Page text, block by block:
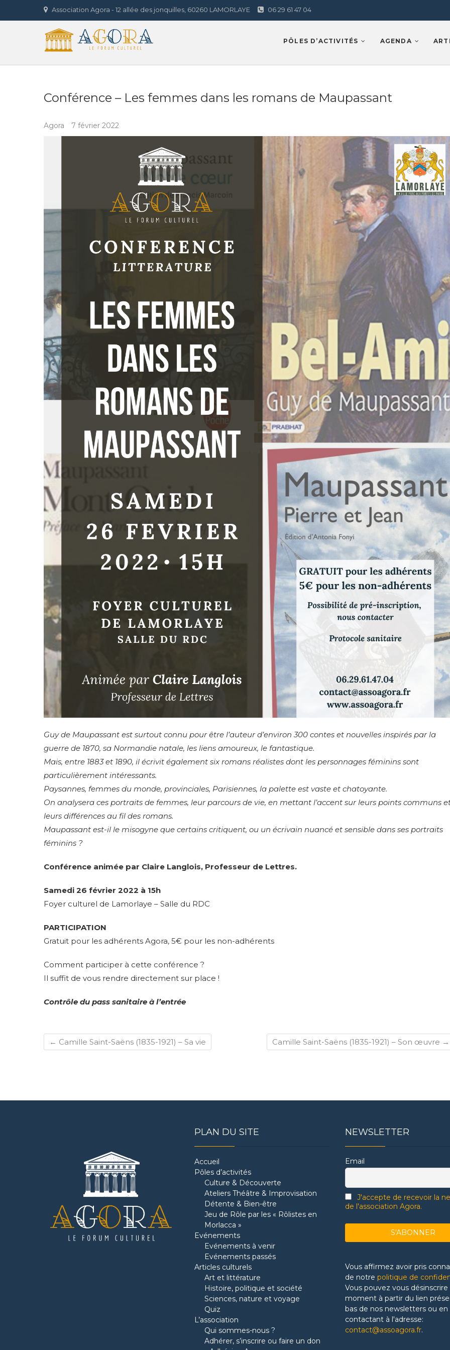
to
Association Agora - 12 allée des jonquilles, 60260 LAMORLAYE 06 29 61 47 04
Agora Lamorlaye
LE FORUM CULTUREL
PÔLES D’ACTIVITÉS AGENDA
Conférence – Les femmes dans les romans de Maupassant
Agora 7 février 2022
Guy de Maupassant est surtout connu pour être l’auteur d’environ 300 contes et nouvelles inspirés par la
guerre de 1870, sa Normandie natale, les liens amoureux, le fantastique.
Mais, entre 1883 et 1890, il écrivit également six romans réalistes dont les personnages féminins sont
particulièrement intéressants.
Paysannes, femmes du monde, provinciales, Parisiennes, la palette est vaste et chatoyante.
On analysera ces portraits de femmes, leur parcours de vie, en mettant l’accent sur leurs points communs
leurs différences au fil des romans.
Maupassant est-il le misogyne que certains critiquent, ou un écrivain nuancé et sensible dans ses portraits
féminins ?
Conférence animée par Claire Langlois, Professeur de Lettres.
Samedi 26 février 2022 à 15h
Foyer culturel de Lamorlaye – Salle du RDC
PARTICIPATION
Gratuit pour les adhérents Agora, 5€ pour les non-adhérents
Comment participer à cette conférence ?
Il suffit de vous rendre directement sur place !
Contrôle du pass sanitaire à l’entrée
← Camille Saint-Saëns (1835-1921) – Sa vie Camille Saint-Saëns (1835-1921) – Son œuvre →
PLAN DU SITE
Accueil
Pôles d’activités
Culture & Découverte
Ateliers Théâtre & Improvisation
Détente & Bien-être
Jeu de Rôle par les « Rôlistes en
Morlacca »
Evénements
Evénements à venir
Evénements passés
Articles culturels
Art et littérature
Histoire, politique et société
Sciences, nature et voyage
Quiz
L’association
Qui sommes-nous ?
Adhérer, s’inscrire ou faire un don
NEWSLETTER
Email
J'accepte de recevoir la
de l'association Agora.
Vous affirmez avoir pris
de notre politique de
Vous pouvez vous
moment à partir du lien
bas de nos newsletters ou en
contactant à l'adresse:
contact@assoagora.fr.